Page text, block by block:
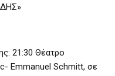
21:30 Θέατρο
Emmanuel Schmitt, σε